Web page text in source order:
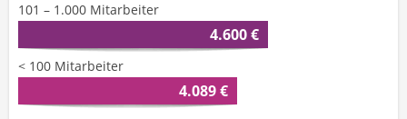
101 – 1.000 Mitarbeiter
4.600 €
< 100 Mitarbeiter
4.089 €